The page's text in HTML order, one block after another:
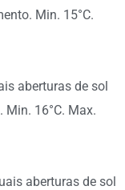
Min. 15°C.
aberturas de sol
16°C. Max.
aberturas de sol